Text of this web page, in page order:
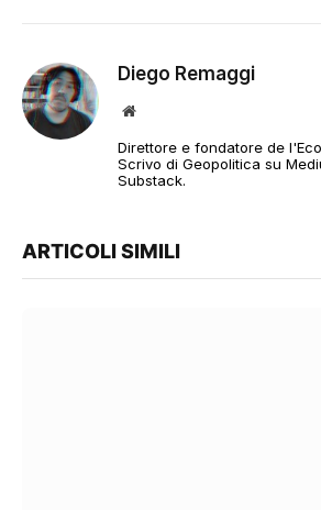
Diego Remaggi
Sito
Direttore e fondatore de
Scrivo di Geopolitica su
Substack.
ARTICOLI SIMILI